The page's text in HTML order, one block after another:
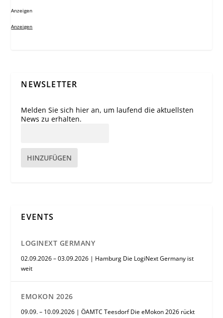
Anzeigen
Anzeigen
NEWSLETTER
Melden Sie sich hier an, um laufend die aktuellsten
News zu erhalten.
HINZUFÜGEN
EVENTS
LOGINEXT GERMANY
02.09.2026 – 03.09.2026 | Hamburg Die LogiNext Germany ist
weit
EMOKON 2026
09.09. – 10.09.2026 | ÖAMTC Teesdorf Die eMokon 2026 rückt